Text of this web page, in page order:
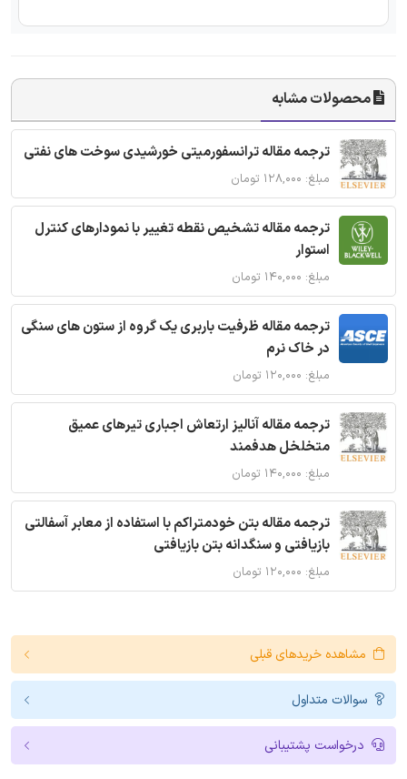
محصولات مشابه
ترجمه مقاله ترانسفورمیتی خورشیدی سوخت های نفتی
مبلغ: ۱۲۸,۰۰۰ تومان
ترجمه مقاله تشخیص نقطه تغییر با نمودارهای کنترل
استوار
مبلغ: ۱۴۰,۰۰۰ تومان
ترجمه مقاله ظرفیت باربری یک گروه از ستون های سنگی
در خاک نرم
مبلغ: ۱۲۰,۰۰۰ تومان
ترجمه مقاله آنالیز ارتعاش اجباری تیرهای عمیق
متخلخل هدفمند
مبلغ: ۱۴۰,۰۰۰ تومان
ترجمه مقاله بتن خودمتراکم با استفاده از معابر آسفالتی
بازیافتی و سنگدانه بتن بازیافتی
مبلغ: ۱۲۰,۰۰۰ تومان
مشاهده خریدهای قبلی
سوالات متداول
درخواست پشتیبانی